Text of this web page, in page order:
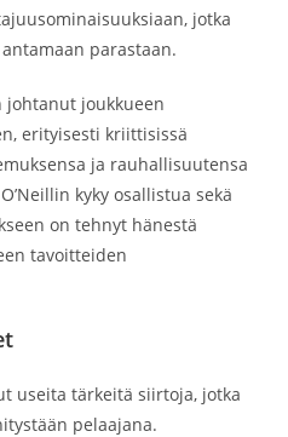
jotka
parastaan.
johtanut joukkueen
erityisesti kriittisissä
ja rauhallisuutensa
kyky osallistua sekä
on tehnyt hänestä
tavoitteiden
useita tärkeitä siirtoja, jotka
pelaajana.